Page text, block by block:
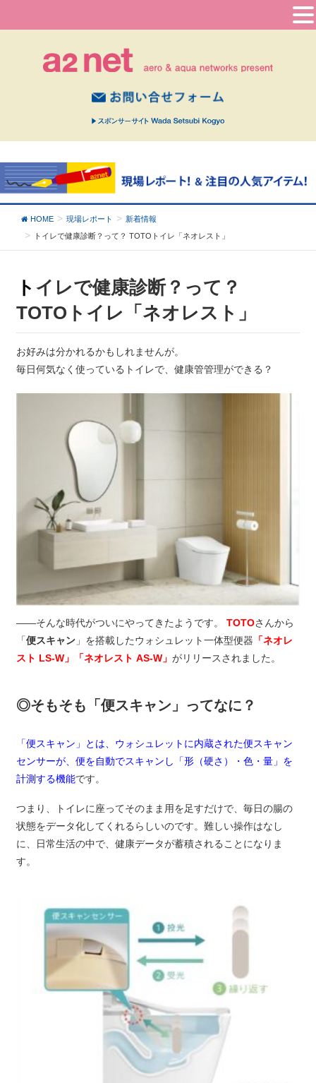
HOME 現場レポート
新着情報
トイレで健康診断？って？ TOTOトイレ「ネオレスト」
トイレで健康診断？って？
TOTOトイレ「ネオレスト」
お好みは分かれるかもしれませんが。
毎日何気なく使っているトイレで、健康管管理ができる？
——そんな時代がついにやってきたようです。TOTOさんから
「便スキャン 」を搭載したウォシュレット一体型便器 「ネオレ
スト LS-W」「ネオレスト AS-W」がリリースされました。
◎そもそも「便スキャン」ってなに？
「便スキャン」とは、ウォシュレットに内蔵された便スキャン
センサーが、便を自動でスキャンし「形（硬さ）・色・量」を
計測する機能です。
つまり、トイレに座ってそのまま用を足すだけで、毎日の腸の
状態をデータ化してくれるらしいのです。難しい操作はなし
に、日常生活の中で、健康データが蓄積されることになりま
す。